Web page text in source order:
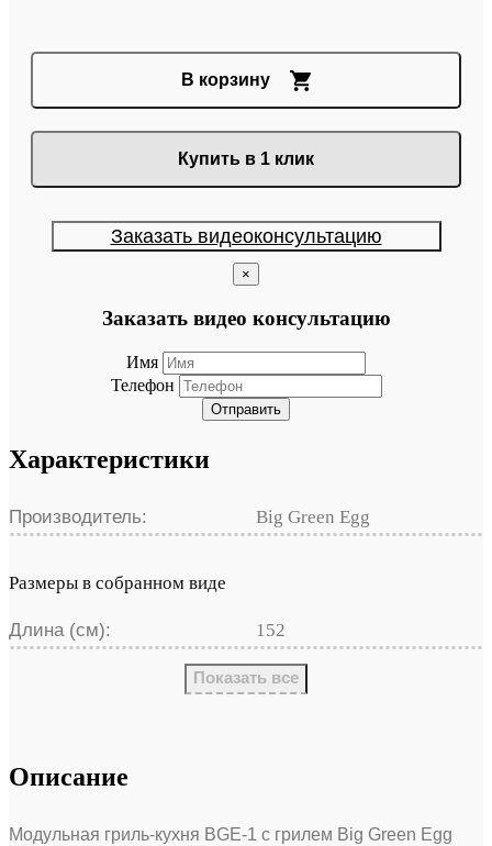
В корзину
Купить в 1 клик
Заказать видеоконсультацию
×
Заказать видео консультацию
Имя
Телефон
Отправить
Характеристики
Производитель: Big Green Egg
Размеры в собранном виде
Длина (см): 152
Показать все
Описание
Модульная гриль-кухня BGE-1 с грилем Big Green Egg